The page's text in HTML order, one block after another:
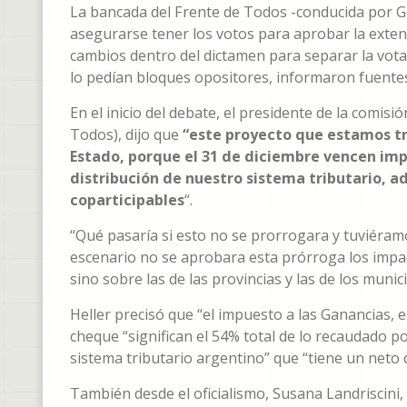
La bancada del Frente de Todos -conducida
asegurarse tener los votos para aprobar la
cambios dentro del dictamen para separar la
lo pedían bloques opositores, informaron
En el inicio del debate, el presidente de la
Todos), dijo que “este proyecto que estamos
Estado, porque el 31 de diciembre vencen
distribución de nuestro sistema tributario,
coparticipables“.
“Qué pasaría si esto no se prorrogara y
escenario no se aprobara esta prórroga los
sino sobre las de las provincias y las de los
Heller precisó que “el impuesto a las
cheque “significan el 54% total de lo recaudado
sistema tributario argentino” que “tiene un neto
También desde el oficialismo, Susana